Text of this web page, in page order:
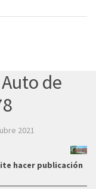
de
2021
hacer publicación